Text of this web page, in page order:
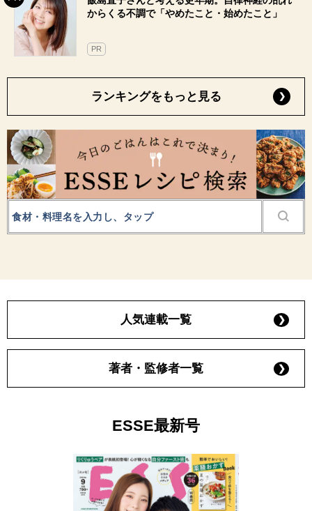
からくる不調で「やめたこと・始めたこと」
PR
ランキングをもっと見る
人気連載一覧
著者・監修者一覧
ESSE最新号